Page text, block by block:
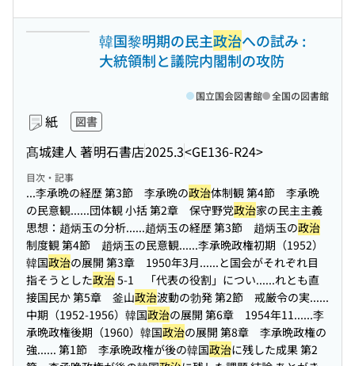
韓国黎明期の民主政治への試み :
大統領制と議院内閣制の攻防
紙 図書
髙城建人 著明石書店2025.3<GE136-R24>
国立国会図書館 全国の図書館
目次・記事
...李承晩の経歴 第3節 李承晩の政治体制観 第4節 李承晩
の民意観......団体観 小括 第2章 保守野党政治家の民主主義
思想：趙炳玉の分析......趙炳玉の経歴 第3節 趙炳玉の政治
制度観 第4節 趙炳玉の民意観......李承晩政権初期（1952）
韓国政治の展開 第3章 1950年3月......と国会がそれぞれ目
指そうとした政治5-1 「代表の役割」につい......れとも直
接国民か 第5章 釜山政治波動の勃発 第2節 戒厳令の実......
中期（1952-1956）韓国政治の展開 第6章 1954年11......李
承晩政権後期（1960）韓国政治の展開 第8章 李承晩政権の
強...... 第1節 李承晩政権が後の韓国政治に残した成果 第2